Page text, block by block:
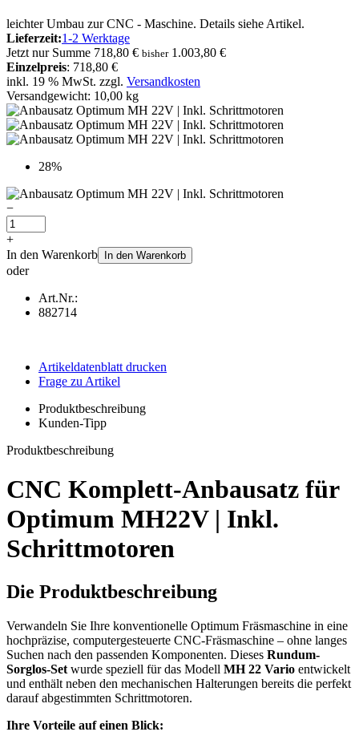
leichter Umbau zur CNC - Maschine. Details siehe Artikel.
Lieferzeit:1-2 Werktage
Jetzt nur Summe 718,80 € bisher1.003,80 €
Einzelpreis: 718,80 €
inkl. 19 % MwSt. zzgl. Versandkosten
Versandgewicht: 10,00 kg
28%
−
+
In den Warenkorb
In den Warenkorb
oder
Art.Nr.:
882714
Artikeldatenblatt drucken
Frage zu Artikel
Produktbeschreibung
Kunden-Tipp
Produktbeschreibung
CNC Komplett-Anbausatz für
Optimum MH22V | Inkl.
Schrittmotoren
Die Produktbeschreibung
Verwandeln Sie Ihre konventionelle Optimum Fräsmaschine in eine
hochpräzise, computergesteuerte CNC-Fräsmaschine – ohne langes
Suchen nach den passenden Komponenten. Dieses Rundum-
Sorglos-Set wurde speziell für das Modell MH 22 Vario entwickelt
und enthält neben den mechanischen Halterungen bereits die perfekt
darauf abgestimmten Schrittmotoren.
Ihre Vorteile auf einen Blick: